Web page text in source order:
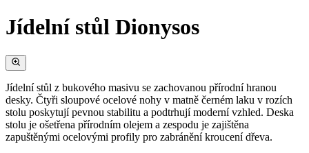
Jídelní stůl Dionysos
Jídelní stůl z bukového masivu se zachovanou přírodní hranou
desky. Čtyři sloupové ocelové nohy v matně černém laku v rozích
stolu poskytují pevnou stabilitu a podtrhují moderní vzhled. Deska
stolu je ošetřena přírodním olejem a zespodu je zajištěna
zapuštěnými ocelovými profily pro zabránění kroucení dřeva.